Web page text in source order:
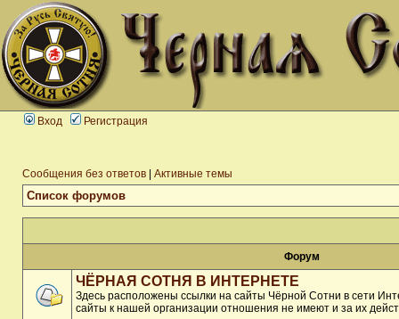
Вход Регистрация
Сообщения без ответов Активные темы
Список форумов
Форум
ЧЁРНАЯ СОТНЯ В ИНТЕРНЕТЕ
Здесь расположены ссылки на сайты Чёрной Сотни в сети
сайты к нашей организации отношения не имеют и за их